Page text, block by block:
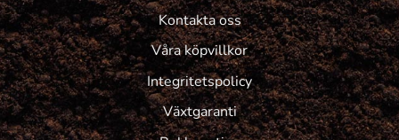
Kontakta oss
Våra köpvillkor
Integritetspolicy
Växtgaranti